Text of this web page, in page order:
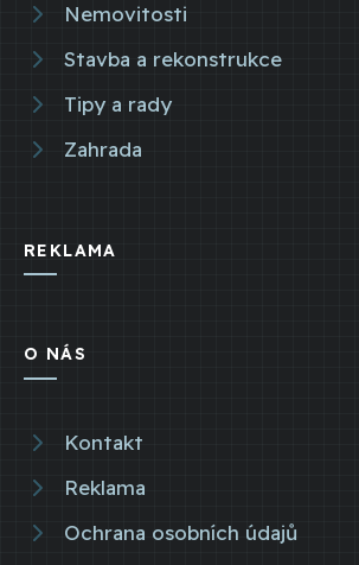
Nemovitosti
Stavba a rekonstrukce
Tipy a rady
Zahrada
REKLAMA
O NÁS
Kontakt
Reklama
Ochrana osobních údajů